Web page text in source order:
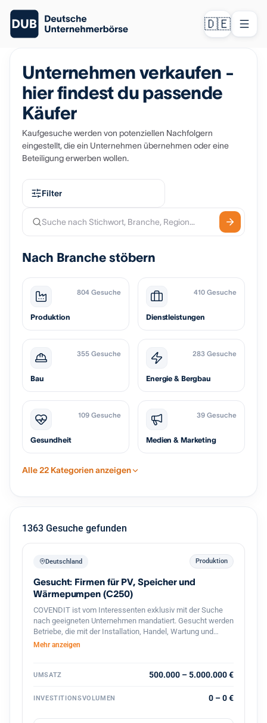
🇩🇪
Unternehmen verkaufen -
hier findest du passende
Käufer
Kaufgesuche werden von potenziellen Nachfolgern
eingestellt, die ein Unternehmen übernehmen oder eine
Beteiligung erwerben wollen.
Filter
Nach Branche stöbern
804 Gesuche
Produktion
410 Gesuche
Dienstleistungen
355 Gesuche
Bau
283 Gesuche
Energie & Bergbau
109 Gesuche
Gesundheit
39 Gesuche
Medien & Marketing
Alle 22 Kategorien anzeigen
1363 Gesuche gefunden
Deutschland Produktion
Gesucht: Firmen für PV, Speicher und
Wärmepumpen (C250)
COVENDIT ist vom Interessenten exklusiv mit der Suche
nach geeigneten Unternehmen mandatiert. Gesucht werden
Betriebe, die mit der Installation, Handel, Wartung und
Verkauf von Solar- / PV-Anlagen, PV-Module, Speicher,
Installation, Betrieb, Wartung und Verkauf von Solar- / PV-
Brandenburg, Sachsen, Bayern, Baden-Württemberg,
Mitarbeiter: 5-50 Umsatz: 0,5-5 MEUR Beteiligung: 60% aber
Mehr anzeigen
UMSATZ 500.000 – 5.000.000 €
INVESTITIONSVOLUMEN 0 – 0 €